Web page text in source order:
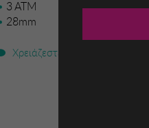
3 ΑΤΜ
28mm
Χρειάζεστε βοήθεια;